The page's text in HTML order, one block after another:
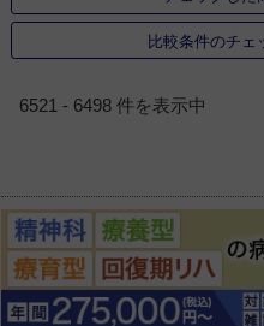
比較条件のチェ
6521 - 6498 件を表示中